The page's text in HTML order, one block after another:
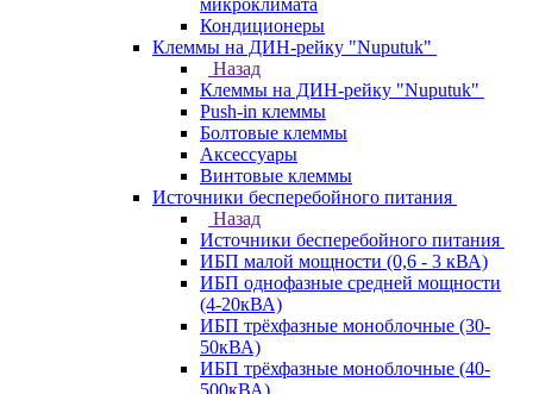
микроклимата
Кондиционеры
Клеммы на ДИН-рейку "Nuputuk"
Назад
Клеммы на ДИН-рейку "Nuputuk"
Push-in клеммы
Болтовые клеммы
Аксессуары
Винтовые клеммы
Источники бесперебойного питания
Назад
Источники бесперебойного питания
ИБП малой мощности (0,6 - 3 кВА)
ИБП однофазные средней мощности
(4-20кВА)
ИБП трёхфазные моноблочные (30-
50кВА)
ИБП трёхфазные моноблочные (40-
500кВА)